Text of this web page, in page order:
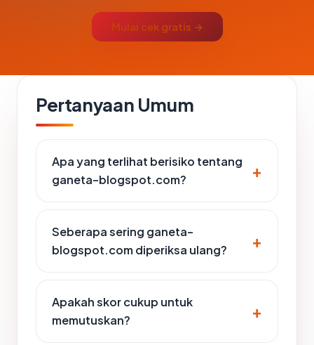
Mulai cek gratis →
Pertanyaan Umum
Apa yang terlihat berisiko tentang
ganeta-blogspot.com?
Seberapa sering ganeta-
blogspot.com diperiksa ulang?
Apakah skor cukup untuk
memutuskan?